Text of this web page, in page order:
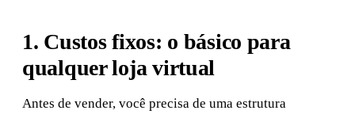
1. Custos fixos: o básico para
qualquer loja virtual
Antes de vender, você precisa de uma estrutura